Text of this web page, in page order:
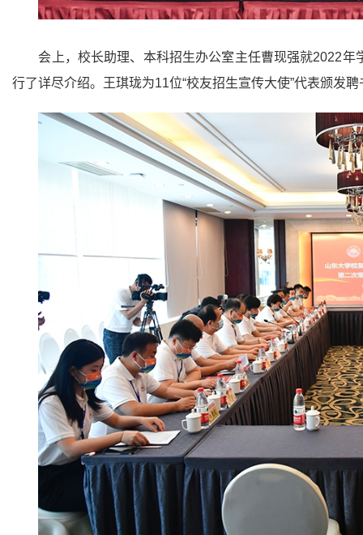
会上，校长助理、本科招生办公室主任曹现强就2022
行了详尽介绍。王琪珑为11位“校友招生宣传大使”代表颁发聘